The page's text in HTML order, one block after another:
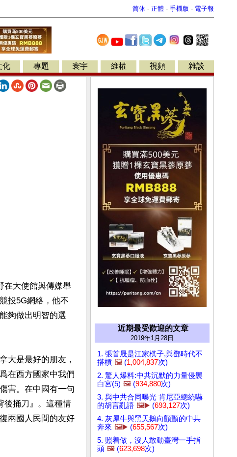
简体 - 正體 - 手機版 - 電子報
化 專題 寰宇 維權 視頻 雜談
在大使館與傳媒舉
投5G網絡，他不
夠做出明智的選
大是最好的朋友，
在西方國家中我們
害。在中國有一句
後捅刀』。這種情
兩國人民間的友好
近期最受歡迎的文章
2019年1月28日
1. 張首晟是江家棋子,與鄧時代不
搭槓 🖼️ (1,004,837次)
2. 驚人爆料:中共沉默的力量侵襲
白宮(5) 🖼️ (934,880次)
3. 與中共合同曝光 肯尼亞總統嚇
的胡言亂語 🖼️▶️ (693,127次)
4. 灰犀牛與黑天鵝向顫顫的中共
奔來 🖼️▶️ (655,567次)
5. 照着做，沒人敢動臺灣一手指
頭 🖼️ (623,698次)